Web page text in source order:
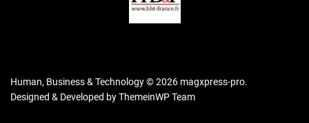
Human, Business & Technology © 2026 magxpress-pro.
Designed & Developed byThemeinWP Team